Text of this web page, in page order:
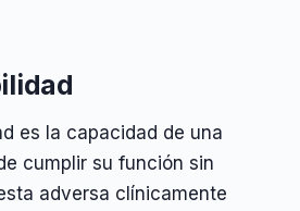
es la capacidad de una
cumplir su función sin
adversa clínicamente